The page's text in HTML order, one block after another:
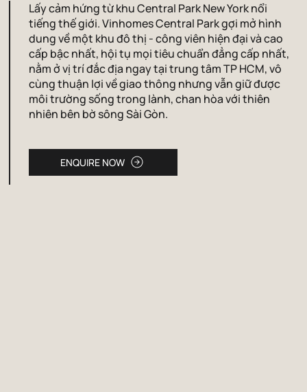
Lấy cảm hứng từ khu Central Park New York nổi
tiếng thế giới. Vinhomes Central Park gợi mở hình
dung về một khu đô thị - công viên hiện đại và cao
cấp bậc nhất, hội tụ mọi tiêu chuẩn đẳng cấp nhất,
nằm ở vị trí đắc địa ngay tại trung tâm TP HCM, vô
cùng thuận lợi về giao thông nhưng vẫn giữ được
môi trường sống trong lành, chan hòa với thiên
nhiên bên bờ sông Sài Gòn.
ENQUIRE NOW